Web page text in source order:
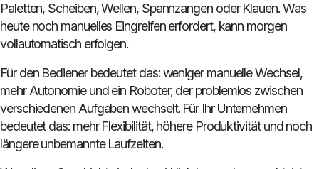
Paletten, Scheiben, Wellen, Spannzangen oder Klauen. Was
heute noch manuelles Eingreifen erfordert, kann morgen
vollautomatisch erfolgen.
Für den Bediener bedeutet das: weniger manuelle Wechsel,
mehr Autonomie und ein Roboter, der problemlos zwischen
verschiedenen Aufgaben wechselt. Für Ihr Unternehmen
bedeutet das: mehr Flexibilität, höhere Produktivität und noch
längere unbemannte Laufzeiten.